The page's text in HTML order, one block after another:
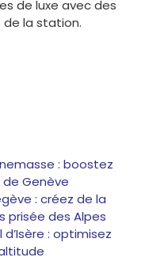
de luxe avec des
de la station.
: boostez
Genève
: créez de la
prisée des Alpes
: optimisez